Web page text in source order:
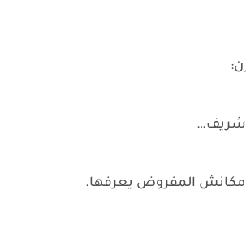
شريف…
مكانش المفروض يعرفها.